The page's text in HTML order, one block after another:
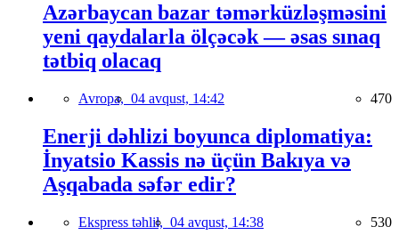
Azərbaycan bazar təmərküzləşməsini
yeni qaydalarla ölçəcək — əsas sınaq
tətbiq olacaq
Avropa, 04 avqust, 14:42 470
Enerji dəhlizi boyunca diplomatiya:
İnyatsio Kassis nə üçün Bakıya və
Aşqabada səfər edir?
Ekspress təhlil, 04 avqust, 14:38 530